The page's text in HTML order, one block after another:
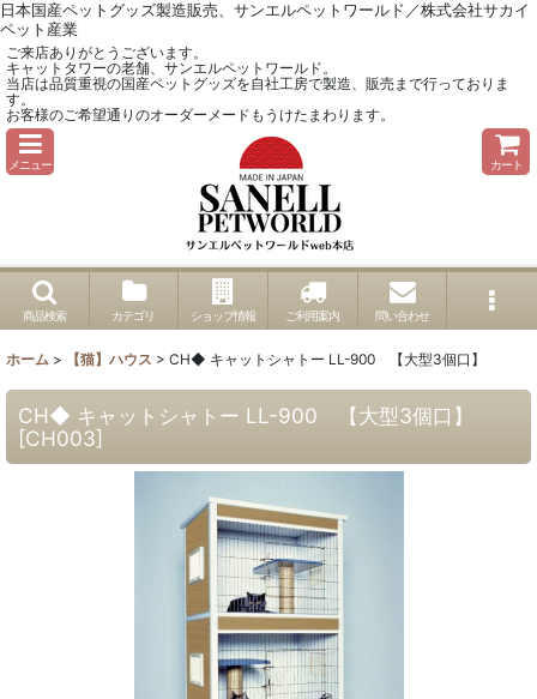
日本国産ペットグッズ製造販売、サンエルペットワールド／株式会社サカイ
ペット産業
ご来店ありがとうございます。
キャットタワーの老舗、サンエルペットワールド。
当店は品質重視の国産ペットグッズを自社工房で製造、販売まで行っておりま
す。
お客様のご希望通りのオーダーメードもうけたまわります。
メニュー カート
商品検索 カテゴリ ショップ情報 ご利用案内 問い合わせ
ホーム > 【猫】ハウス > CH◆ キャットシャトー LL-900 【大型3個口】
CH◆ キャットシャトー LL-900 【大型3個口】
[CH003]